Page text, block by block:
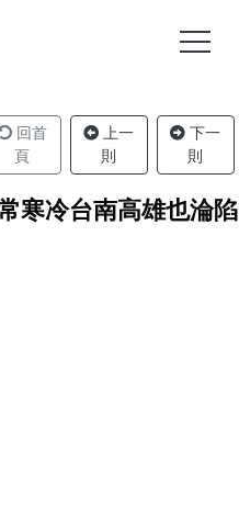
回首
頁
上一
則
下一
則
寒冷台南高雄也淪陷